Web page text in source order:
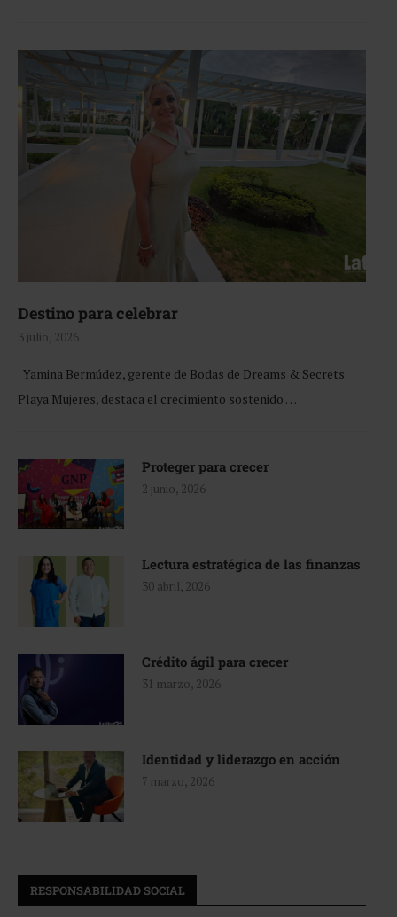
Destino para celebrar
3 julio, 2026
Yamina Bermúdez, gerente de Bodas de Dreams & Secrets
Playa Mujeres, destaca el crecimiento sostenido …
Proteger para crecer
2 junio, 2026
Lectura estratégica de las finanzas
30 abril, 2026
Crédito ágil para crecer
31 marzo, 2026
Identidad y liderazgo en acción
7 marzo, 2026
RESPONSABILIDAD SOCIAL